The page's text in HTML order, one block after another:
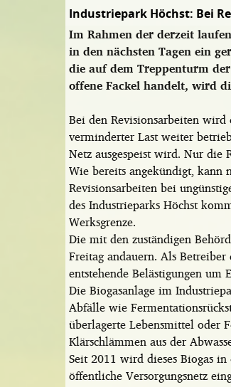
Industriepark Höchst: Bei
Im Rahmen der derzeit
in den nächsten Tagen ein
die auf dem Treppenturm
offene Fackel handelt, wird
Bei den Revisionsarbeiten
verminderter Last weiter
Netz ausgespeist wird. Nur die
Wie bereits angekündigt, kann
Revisionsarbeiten bei
des Industrieparks Höchst
Werksgrenze.
Die mit den zuständigen
Freitag andauern. Als
entstehende Belästigungen um
Die Biogasanlage im
Abfälle wie
überlagerte Lebensmittel oder
Klärschlämmen aus der
Seit 2011 wird dieses Biogas
öffentliche Versorgungsnetz